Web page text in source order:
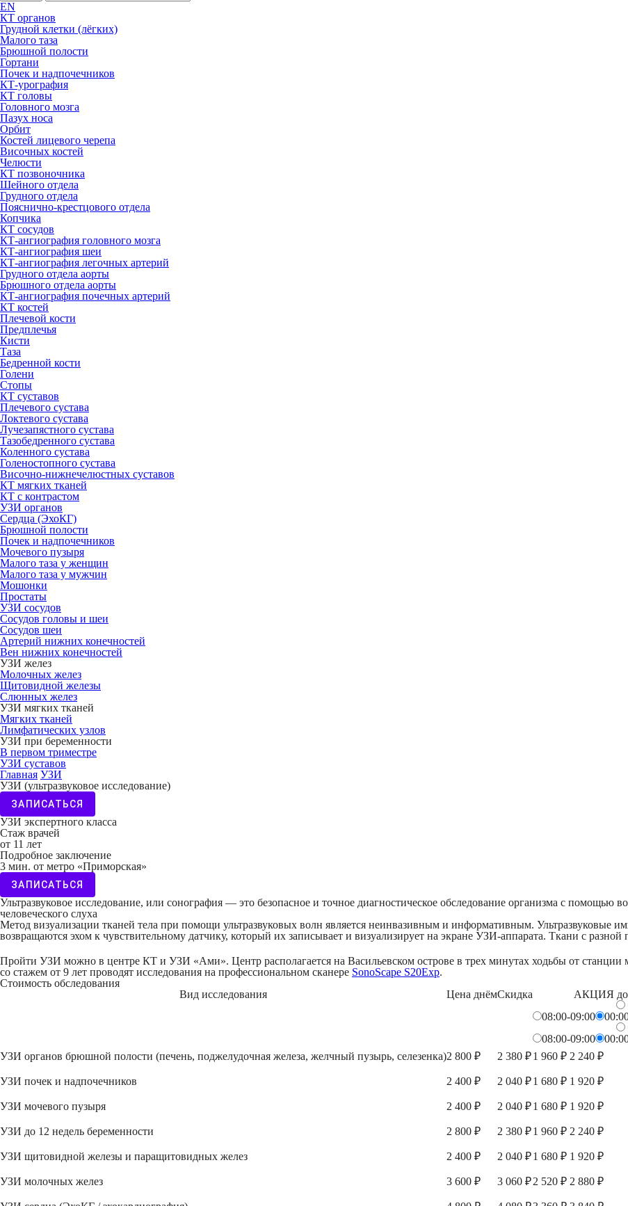
EN
КТ органов
Грудной клетки (лёгких)
Малого таза
Брюшной полости
Гортани
Почек и надпочечников
КТ-урография
КТ головы
Головного мозга
Пазух носа
Орбит
Костей лицевого черепа
Височных костей
Челюсти
КТ позвоночника
Шейного отдела
Грудного отдела
Пояснично-крестцового отдела
Копчика
КТ сосудов
КТ-ангиография головного мозга
КТ-ангиография шеи
КТ-ангиография легочных артерий
Грудного отдела аорты
Брюшного отдела аорты
КТ-ангиография почечных артерий
КТ костей
Плечевой кости
Предплечья
Кисти
Таза
Бедренной кости
Голени
Стопы
КТ суставов
Плечевого сустава
Локтевого сустава
Лучезапястного сустава
Тазобедренного сустава
Коленного сустава
Голеностопного сустава
Височно-нижнечелюстных суставов
КТ мягких тканей
КТ с контрастом
УЗИ органов
Сердца (ЭхоКГ)
Брюшной полости
Почек и надпочечников
Мочевого пузыря
Малого таза у женщин
Малого таза у мужчин
Мошонки
Простаты
УЗИ сосудов
Сосудов головы и шеи
Сосудов шеи
Артерий нижних конечностей
Вен нижних конечностей
УЗИ желез
Молочных желез
Щитовидной железы
Слюнных желез
УЗИ мягких тканей
Мягких тканей
Лимфатических узлов
УЗИ при беременности
В первом триместре
УЗИ суставов
Главная УЗИ
УЗИ (ультразвуковое исследование)
ЗАПИСАТЬСЯ
УЗИ экспертного класса
Стаж врачей
от 11 лет
Подробное заключение
3 мин. от метро «Приморская»
ЗАПИСАТЬСЯ
Ультразвуковое исследование, или сонография — это безопасное и точное диагностическое обследование организма с помощью
человеческого слуха
Метод визуализации тканей тела при помощи ультразвуковых волн является неинвазивным и информативным. Ультразвуковые
возвращаются эхом к чувствительному датчику, который их записывает и визуализирует на экране УЗИ-аппарата. Ткани с разной
Пройти УЗИ можно в центре КТ и УЗИ «Ами». Центр располагается на Васильевском острове в трех минутах ходьбы от станции
со стажем от 9 лет проводят исследования на профессиональном сканере SonoScape S20Exp.
Стоимость обследования
Вид исследования
Цена днёмСкидка АКЦИЯ
08:00-09:00
08:00-09:00
УЗИ органов брюшной полости (печень, поджелудочная железа, желчный пузырь, селезенка)2 800 ₽ 2 380 ₽1 960 ₽ 2 240 ₽
УЗИ почек и надпочечников 2 400 ₽ 2 040 ₽1 680 ₽ 1 920 ₽
УЗИ мочевого пузыря 2 400 ₽ 2 040 ₽1 680 ₽ 1 920 ₽
УЗИ до 12 недель беременности 2 800 ₽ 2 380 ₽1 960 ₽ 2 240 ₽
УЗИ щитовидной железы и паращитовидных желез 2 400 ₽ 2 040 ₽1 680 ₽ 1 920 ₽
УЗИ молочных желез 3 600 ₽ 3 060 ₽2 520 ₽ 2 880 ₽